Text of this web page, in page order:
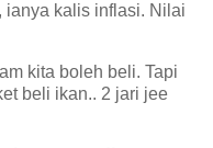
ianya kalis inflasi. Nilai
kita boleh beli. Tapi
beli ikan.. 2 jari jee